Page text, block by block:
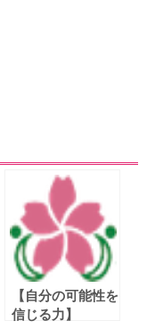
【自分の可能性を
信じる力】